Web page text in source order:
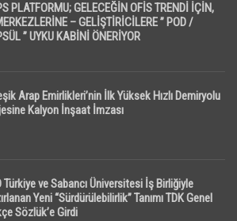
PLATFORMU; GELECEĞİN OFİS TRENDİ İÇİN,
– GELİŞTİRİCİLERE ” POD /
” UYKU KABİNİ ÖNERİYOR
Arap Emirlikleri’nin İlk Yüksek Hızlı Demiryolu
Kalyon İnşaat İmzası
Türkiye ve Sabancı Üniversitesi İş Birliğiyle
Yeni “Sürdürülebilirlik” Tanımı TDK Genel
Sözlük’e Girdi